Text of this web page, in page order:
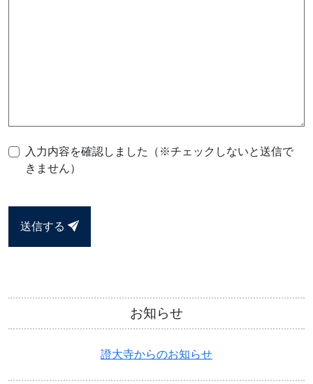
入力内容を確認しました（※チェックしないと送信で
きません）
送信する
お知らせ
證大寺からのお知らせ